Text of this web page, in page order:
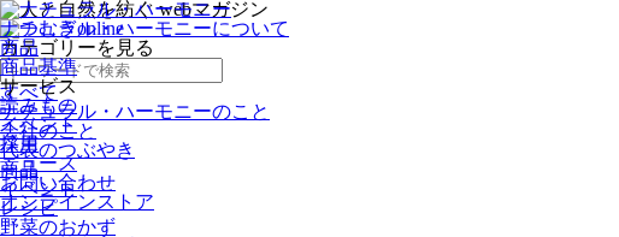
ナチュラル・ハーモニーについて
商品
商品基準
サービス
読みもの
イベント
採用
ニュース
お問い合わせ
オンラインストア
カテゴリーを見る
すべて
ナチュラル・ハーモニーのこと
会社のこと
代表のつぶやき
商品
イベント
レシピ
野菜のおかず